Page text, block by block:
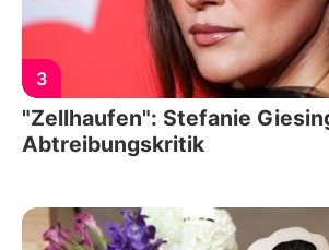
3
"Zellhaufen": Stefanie
Abtreibungskritik